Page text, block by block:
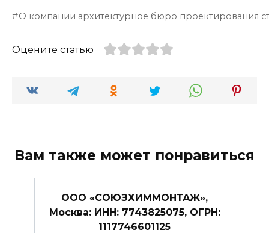
О компании архитектурное бюро проектирования
Оцените статью
Вам также может понравиться
ООО «СОЮЗХИММОНТАЖ»,
Москва: ИНН: 7743825075, ОГРН:
1117746601125